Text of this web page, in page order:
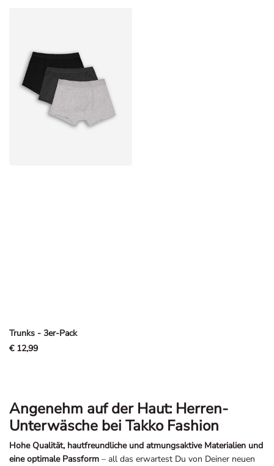
Trunks - 3er-Pack
€ 12,99
Angenehm auf der Haut: Herren-
Unterwäsche bei Takko Fashion
Hohe Qualität, hautfreundliche und atmungsaktive Materialien und
eine optimale Passform – all das erwartest Du von Deiner neuen